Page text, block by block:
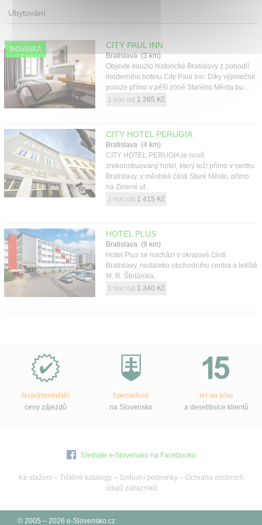
Ubytování
NOVINKA CITY PAUL INN
Bratislava (3 km)
Objevte kouzlo historické Bratislavy z pohodlí
moderního hotelu City Paul Inn. Díky výjimečné
poloze přímo v pěší zóně Starého Města bu...
1 noc od 1 265 Kč
CITY HOTEL PERUGIA
Bratislava (4 km)
CITY HOTEL PERUGIA je nově
zrekonstruovaný hotel, který leží přímo v centru
Bratislavy, v městské části Staré Město, přímo
na Zelené ul...
1 noc od 1 415 Kč
HOTEL PLUS
Bratislava (8 km)
Hotel Plus se nachází v okrajové části
Bratislavy, nedaleko obchodního centra a letiště
M. R. Štefánika.
1 noc od 1 340 Kč
Slovensko.cz?
Nejvýhodnější
ceny zájezdů
Specialisté
na Slovensko
let na trhu
a desetitisíce klientů
Sledujte e-Slovensko na Facebooku
Ke stažení – Tištěné katalogy– Smluvní podmínky– Ochrana osobních
údajů zákazníků
© 2005 – 2026 e-Slovensko.cz